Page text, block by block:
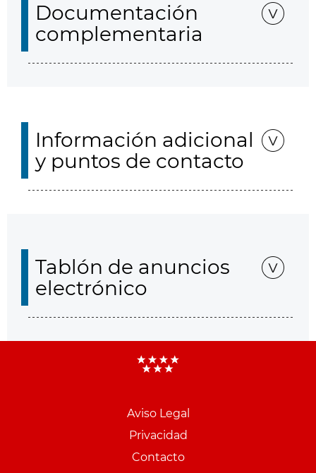
Documentación
complementaria
Información adicional
y puntos de contacto
Tablón de anuncios
electrónico
Aviso Legal
Privacidad
Contacto